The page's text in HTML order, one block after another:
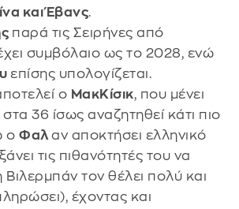
και Έβανς.
παρά τις Σειρήνες από
συμβόλαιο ως το 2028, ενώ
επίσης υπολογίζεται.
ο ΜακΚίσικ, που μένει
36 ίσως αναζητηθεί κάτι πιο
ο Φαλ αν αποκτήσει ελληνικό
τις πιθανότητές του να
Βιλερμπάν τον θέλει πολύ και
έχοντας και